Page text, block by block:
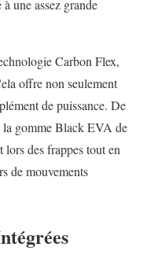
une assez grande
Carbon Flex,
offre non seulement
de puissance. De
la gomme Black EVA de
lors des frappes tout en
de mouvements